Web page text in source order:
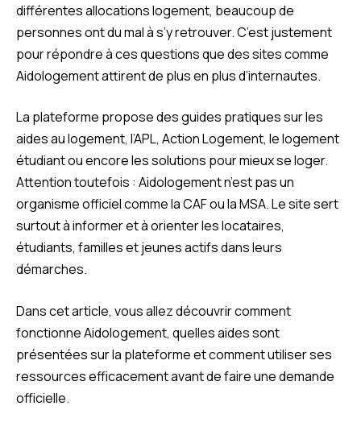
différentes allocations logement, beaucoup de
personnes ont du mal à s’y retrouver. C’est justement
pour répondre à ces questions que des sites comme
Aidologement attirent de plus en plus d’internautes.
La plateforme propose des guides pratiques sur les
aides au logement, l’APL, Action Logement, le logement
étudiant ou encore les solutions pour mieux se loger.
Attention toutefois : Aidologement n’est pas un
organisme officiel comme la CAF ou la MSA. Le site sert
surtout à informer et à orienter les locataires,
étudiants, familles et jeunes actifs dans leurs
démarches.
Dans cet article, vous allez découvrir comment
fonctionne Aidologement, quelles aides sont
présentées sur la plateforme et comment utiliser ses
ressources efficacement avant de faire une demande
officielle.